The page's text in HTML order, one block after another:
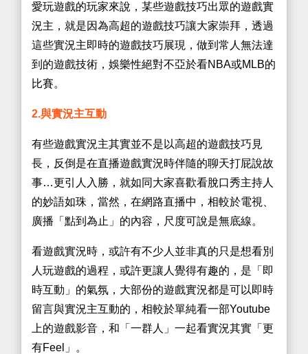
愛玩遊戲的玩家來說，某些遊戲技巧出眾的遊戲實
況主，就是因為高超的遊戲技巧讓大家崇拜，透過
這些實況主即時的遊戲技巧展現，做到常人無法達
到的遊戲技術，娛樂性絕對不亞於看NBA或MLB的
比賽。
2.與實況主互動
有些遊戲實況主其實並不是以高超的遊戲技巧見
長，反倒是在直播遊戲實況時伴隨的聊天打屁說故
事…更引人入勝，就如同大家喜歡看脫口秀主持人
的妙語如珠，當然，在網路直播中，相較於電視、
廣播「點到為止」的內容，尺度可說是無底線。
看遊戲實況時，或許有不少人並非真的只是想看別
人玩遊戲的過程，或許更讓人覺得有趣的，是「即
時互動」的氣氛，大部份的遊戲實況都是可以即時
留言與實況主互動的，相較於單純看一部Youtube
上的遊戲影音，和「一群人」一起看實況其實「更
有Feel」。